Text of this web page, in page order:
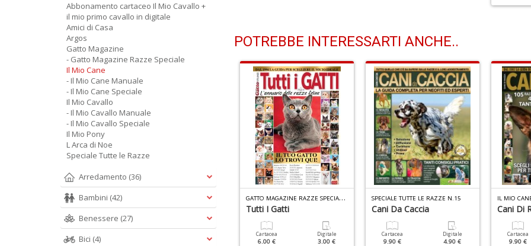
POTREBBE INTERESSARTI ANCHE..
CANE SPECIALE N.26
4.90 €
SPECIALE TUTTE LE RAZZE N.16
Razze
4.90 €
G
ATTO MAGAZINE RAZZE SPECIALE N.14
Tutti I Gatti
Cartacea
6.00 €
Digitale
3.00 €
SPECIALE TUTTE LE RAZZE N.15
Cani Da Caccia
Cartacea
9.90 €
Digitale
4.90 €
IL MIO
Cani Di
Cartacea
9.90 €
Abbonamento cartaceo Il Mio Cavallo +
il mio primo cavallo in digitale
Amici di Casa
Argos
Gatto Magazine
- Gatto Magazine Razze Speciale
Il Mio Cane
- Il Mio Cane Manuale
- Il Mio Cane Speciale
Il Mio Cavallo
- Il Mio Cavallo Manuale
- Il Mio Cavallo Speciale
Il Mio Pony
L Arca di Noe
Speciale Tutte le Razze
Arredamento (36)
Bambini (42)
Benessere (27)
Bici (4)